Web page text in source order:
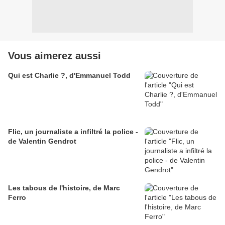
Vous aimerez aussi
Qui est Charlie ?, d'Emmanuel Todd
Flic, un journaliste a infiltré la police -
de Valentin Gendrot
Les tabous de l'histoire, de Marc
Ferro